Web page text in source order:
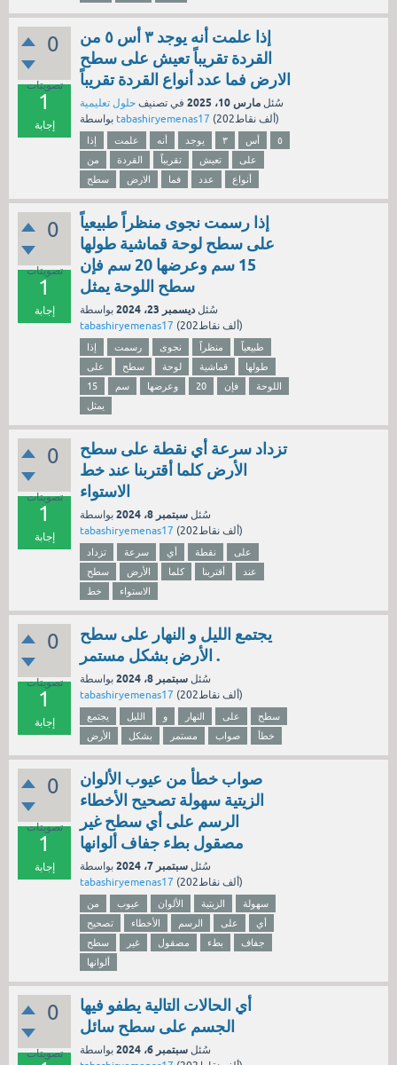
0
تصويتات
1
إجابة
إذا علمت أنه يوجد ٣ أس ٥ من
القردة تقريباً تعيش على سطح
الارض فما عدد أنواع القردة تقريباً
سُئل مارس 10، 2025 في تصنيف حلول تعليمية
tabashiryemenas17 ( 202ألفنقاط)
إذا علمت أنه يوجد ٣ أس
٥
من
القردة تقريباً تعيش
على
سطح
الارض فما عدد أنواع
0
تصويتات
1
إجابة
إذا رسمت نجوى منظراً طبيعياً
على سطح لوحة قماشية طولها
15 سم وعرضها 20 سم فإن
سطح اللوحة يمثل
سُئل ديسمبر 23، 2024
بواسطة
tabashiryemenas17 ( 202ألفنقاط)
إذا رسمت نجوى منظراً
طبيعياً
على
سطح لوحة قماشية
طولها
15
سم وعرضها 20 فإن
اللوحة
يمثل
0
تصويتات
1
إجابة
تزداد سرعة أي نقطة على سطح
الأرض كلما أقتربنا عند خط
الاستواء
سُئل سبتمبر 8، 2024
بواسطة
tabashiryemenas17 ( 202ألفنقاط)
تزداد سرعة أي نقطة
على
سطح
الأرض كلما أقتربنا
عند
خط
الاستواء
0
تصويتات
1
إجابة
يجتمع الليل و النهار على سطح
الأرض بشكل مستمر .
سُئل سبتمبر 8، 2024
بواسطة
tabashiryemenas17 ( 202ألفنقاط)
يجتمع الليل و النهار على
سطح
الأرض
بشكل مستمر صواب خطأ
0
تصويتات
1
إجابة
صواب خطأ من عيوب الألوان
الزيتية سهولة تصحيح الأخطاء
الرسم على أي سطح غير
مصقول بطء جفاف ألوانها
سُئل سبتمبر 7، 2024
بواسطة
tabashiryemenas17 ( 202ألفنقاط)
من عيوب الألوان الزيتية
سهولة
تصحيح
الأخطاء الرسم على
أي
سطح
غير مصقول بطء
جفاف
ألوانها
0
تصويتات
أي الحالات التالية يطفو فيها
الجسم على سطح سائل
سُئل سبتمبر 6، 2024
بواسطة